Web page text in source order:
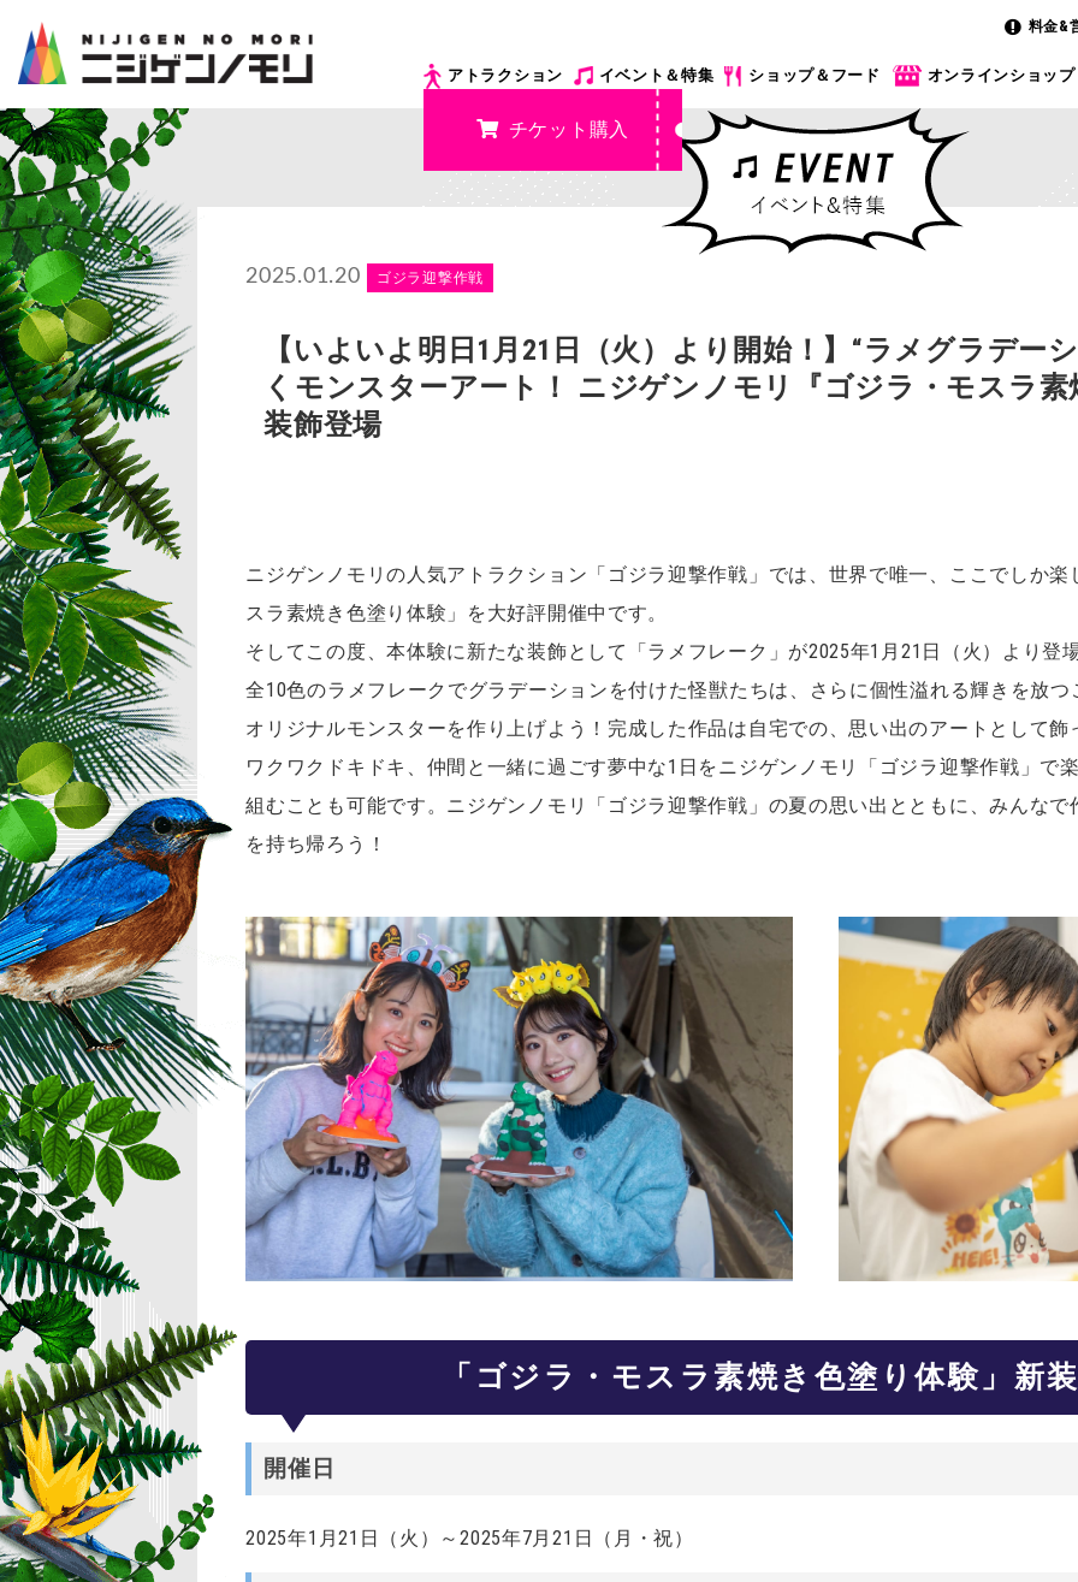
料金&
アトラクション イベント＆特集 ショップ＆フード オンラインショップ
チケット購入
2025.01.20 ゴジラ迎撃作戦
【いよいよ明日1月21日（火）より開始！】“ラメグラデー
くモンスターアート！ ニジゲンノモリ『ゴジラ・モスラ
装飾登場
ニジゲンノモリの人気アトラクション「ゴジラ迎撃作戦」では、世界で唯一、ここでしか
スラ素焼き色塗り体験」を大好評開催中です。
そしてこの度、本体験に新たな装飾として「ラメフレーク」が2025年1月21日（火）より登
全10色のラメフレークでグラデーションを付けた怪獣たちは、さらに個性溢れる輝きを放
オリジナルモンスターを作り上げよう！完成した作品は自宅での、思い出のアートとして飾
ワクワクドキドキ、仲間と一緒に過ごす夢中な1日をニジゲンノモリ「ゴジラ迎撃作戦」で
組むことも可能です。ニジゲンノモリ「ゴジラ迎撃作戦」の夏の思い出とともに、みんな
を持ち帰ろう！
「ゴジラ・モスラ素焼き色塗り体験」新
開催日
2025年1月21日（火）～2025年7月21日（月・祝）